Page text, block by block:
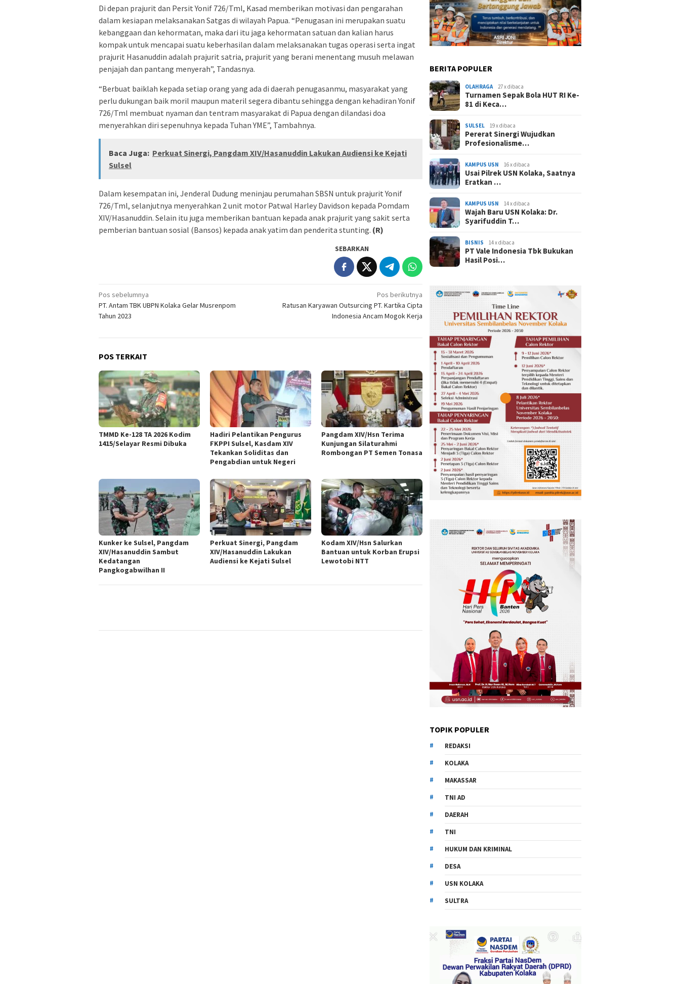
Di depan prajurit dan Persit Yonif 726/Tml, Kasad memberikan motivasi dan pengarahan
dalam kesiapan melaksanakan Satgas di wilayah Papua. “Penugasan ini merupakan suatu
kebanggaan dan kehormatan, maka dari itu jaga kehormatan satuan dan kalian harus
kompak untuk mencapai suatu keberhasilan dalam melaksanakan tugas operasi serta ingat
prajurit Hasanuddin adalah prajurit satria, prajurit yang berani menentang musuh melawan
penjajah dan pantang menyerah”, Tandasnya.
“Berbuat baiklah kepada setiap orang yang ada di daerah penugasanmu, masyarakat yang
perlu dukungan baik moril maupun materil segera dibantu sehingga dengan kehadiran Yonif
726/Tml membuat nyaman dan tentram masyarakat di Papua dengan dilandasi doa
menyerahkan diri sepenuhnya kepada Tuhan YME”, Tambahnya.
Baca Juga: Perkuat Sinergi, Pangdam XIV/Hasanuddin Lakukan Audiensi ke Kejati
Sulsel
Dalam kesempatan ini, Jenderal Dudung meninjau perumahan SBSN untuk prajurit Yonif
726/Tml, selanjutnya menyerahkan 2 unit motor Patwal Harley Davidson kepada Pomdam
XIV/Hasanuddin. Selain itu juga memberikan bantuan kepada anak prajurit yang sakit serta
pemberian bantuan sosial (Bansos) kepada anak yatim dan penderita stunting. (R)
SEBARKAN
Navigasi
pos
Pos sebelumnya
PT. Antam TBK UBPN Kolaka Gelar Musrenpom
Tahun 2023
Pos berikutnya
Ratusan Karyawan Outsurcing PT. Kartika Cipta
Indonesia Ancam Mogok Kerja
POS TERKAIT
TMMD Ke-128 TA 2026 Kodim
1415/Selayar Resmi Dibuka
Hadiri Pelantikan Pengurus
FKPPI Sulsel, Kasdam XIV
Tekankan Soliditas dan
Pengabdian untuk Negeri
Pangdam XIV/Hsn Terima
Kunjungan Silaturahmi
Rombongan PT Semen Tonasa
Kunker ke Sulsel, Pangdam
XIV/Hasanuddin Sambut
Kedatangan
Pangkogabwilhan II
Perkuat Sinergi, Pangdam
XIV/Hasanuddin Lakukan
Audiensi ke Kejati Sulsel
Kodam XIV/Hsn Salurkan
Bantuan untuk Korban Erupsi
Lewotobi NTT
BERITA POPULER
OLAHRAGA 27 x dibaca
Turnamen Sepak Bola HUT RI Ke-
81 di Keca…
SULSEL 19 x dibaca
Pererat Sinergi Wujudkan
Profesionalisme…
KAMPUS USN 16 x dibaca
Usai Pilrek USN Kolaka, Saatnya
Eratkan …
KAMPUS USN 14 x dibaca
Wajah Baru USN Kolaka: Dr.
Syarifuddin T…
BISNIS 14 x dibaca
PT Vale Indonesia Tbk Bukukan
Hasil Posi…
TOPIK POPULER
REDAKSI
KOLAKA
MAKASSAR
TNI AD
DAERAH
TNI
HUKUM DAN KRIMINAL
DESA
USN KOLAKA
SULTRA